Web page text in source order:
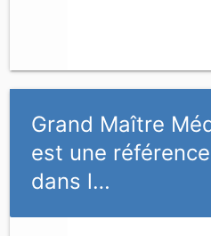
dispose d'un
des prêts
long terme allant
s'il vous plaît
Grand Maître
est une
dans l…